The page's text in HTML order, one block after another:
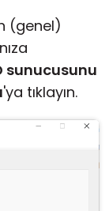
(genel)
sunucusunu
'ya tıklayın.